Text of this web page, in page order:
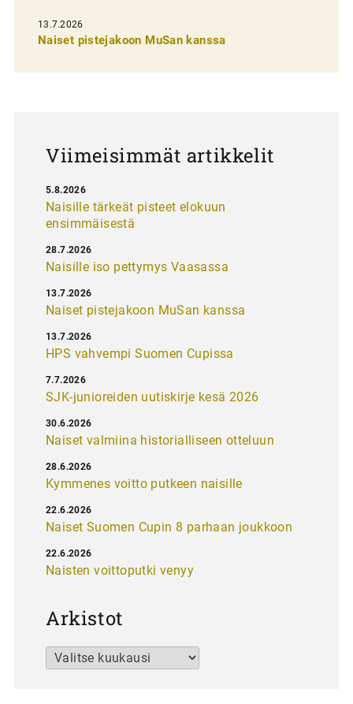
e
13.7.2026
Naiset pistejakoon MuSan kanssa
Viimeisimmät artikkelit
Naisille tärkeät pisteet elokuun
ensimmäisestä
5.8.2026
Naisille iso pettymys Vaasassa
28.7.2026
Naiset pistejakoon MuSan kanssa
13.7.2026
HPS vahvempi Suomen Cupissa
13.7.2026
SJK-junioreiden uutiskirje kesä 2026
7.7.2026
Naiset valmiina historialliseen otteluun
30.6.2026
Kymmenes voitto putkeen naisille
28.6.2026
Naiset Suomen Cupin 8 parhaan joukkoon
22.6.2026
Naisten voittoputki venyy
22.6.2026
Arkistot
Arkistot